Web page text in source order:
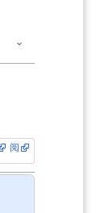
阅